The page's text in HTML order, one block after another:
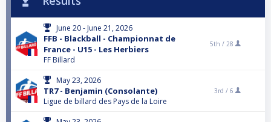
June 20 - June 21, 2026
FFB - Blackball - Championnat de
France - U15 - Les Herbiers
FF Billard
5th / 28
May 23, 2026
TR7 - Benjamin (Consolante)
Ligue de billard des Pays de la Loire
3rd / 6